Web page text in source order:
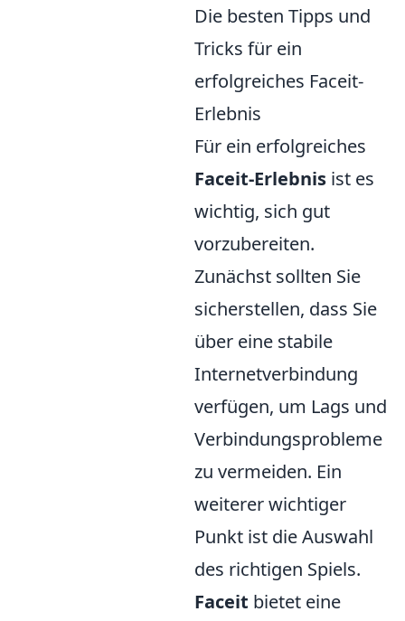
Die besten Tipps und
Tricks für ein
erfolgreiches Faceit-
Erlebnis
Für ein erfolgreiches
Faceit-Erlebnis ist es
wichtig, sich gut
vorzubereiten.
Zunächst sollten Sie
sicherstellen, dass Sie
über eine stabile
Internetverbindung
verfügen, um Lags und
Verbindungsprobleme
zu vermeiden. Ein
weiterer wichtiger
Punkt ist die Auswahl
des richtigen Spiels.
Faceit bietet eine